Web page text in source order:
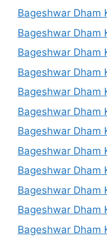
Bageshwar Dham
Bageshwar Dham
Bageshwar Dham
Bageshwar Dham
Bageshwar Dham
Bageshwar Dham
Bageshwar Dham
Bageshwar Dham
Bageshwar Dham
Bageshwar Dham
Bageshwar Dham
Bageshwar Dham